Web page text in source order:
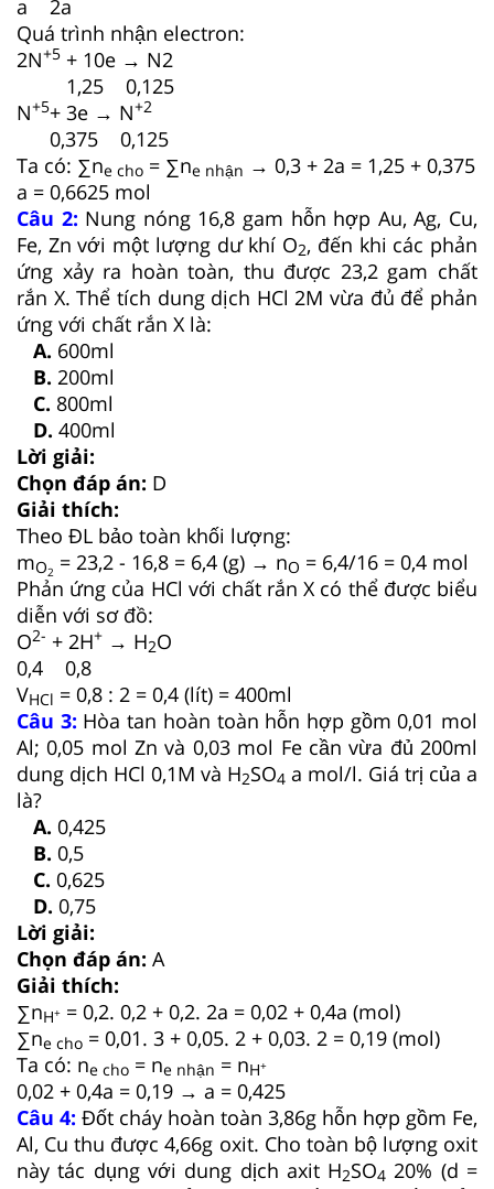
a 2a
Quá trình nhận electron:
2N+5 + 10e → N2
1,25 0,125
N+5+ 3e → N+2
0,375 0,125
Ta có: ∑ne cho = ∑ne nhận → 0,3 + 2a = 1,25 + 0,375
a = 0,6625 mol
Câu 2: Nung nóng 16,8 gam hỗn hợp Au, Ag, Cu,
Fe, Zn với một lượng dư khí O2, đến khi các phản
ứng xảy ra hoàn toàn, thu được 23,2 gam chất
rắn X. Thể tích dung dịch HCl 2M vừa đủ để phản
ứng với chất rắn X là:
A. 600ml
B. 200ml
C. 800ml
D. 400ml
Lời giải:
Chọn đáp án: D
Giải thích:
Theo ĐL bảo toàn khối lượng:
mO2 = 23,2 - 16,8 = 6,4 (g) → nO = 6,4/16 = 0,4 mol
Phản ứng của HCl với chất rắn X có thể được biểu
diễn với sơ đồ:
O2- + 2H+ → H2O
0,4 0,8
VHCl = 0,8 : 2 = 0,4 (lít) = 400ml
Câu 3: Hòa tan hoàn toàn hỗn hợp gồm 0,01 mol
Al; 0,05 mol Zn và 0,03 mol Fe cần vừa đủ 200ml
dung dịch HCl 0,1M và H2SO4 a mol/l. Giá trị của a
là?
A. 0,425
B. 0,5
C. 0,625
D. 0,75
Lời giải:
Chọn đáp án: A
Giải thích:
∑nH+ = 0,2. 0,2 + 0,2. 2a = 0,02 + 0,4a (mol)
∑ne cho = 0,01. 3 + 0,05. 2 + 0,03. 2 = 0,19 (mol)
Ta có: ne cho = ne nhận = nH+
0,02 + 0,4a = 0,19 → a = 0,425
Câu 4: Đốt cháy hoàn toàn 3,86g hỗn hợp gồm Fe,
Al, Cu thu được 4,66g oxit. Cho toàn bộ lượng oxit
này tác dụng với dung dịch axit H2SO4 20% (d =